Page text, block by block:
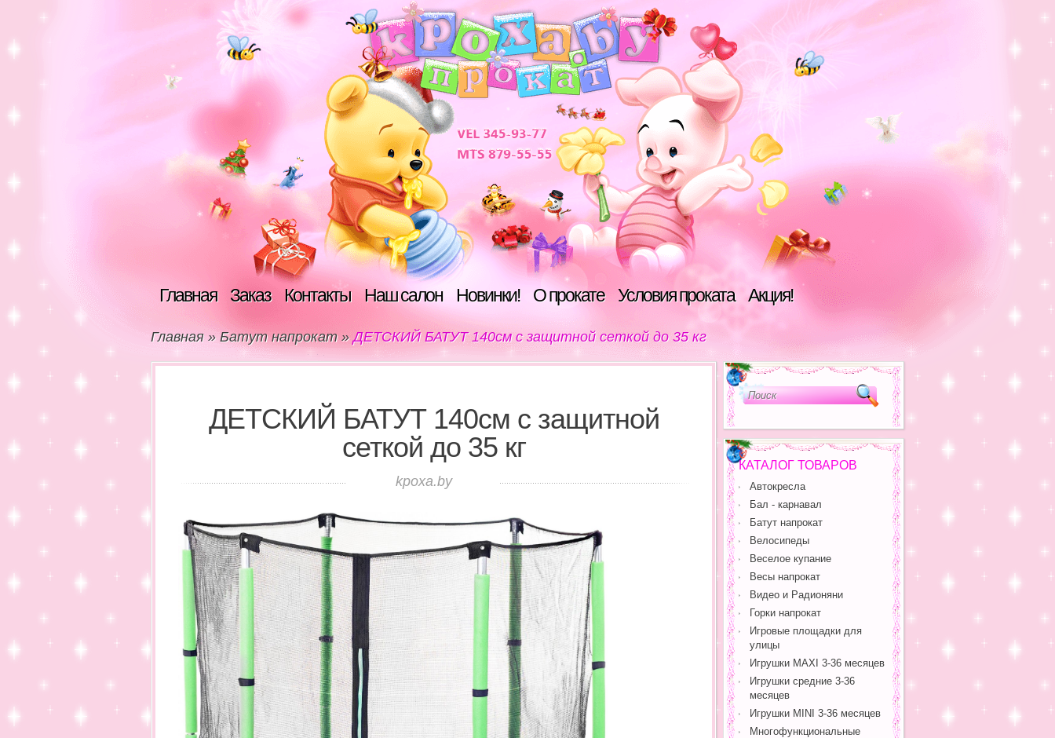
Главная Заказ Контакты Наш салон Новинки! О прокате Условия проката Акция!
Главная » Батут напрокат » ДЕТСКИЙ БАТУТ 140см с защитной сеткой до 35 кг
ДЕТСКИЙ БАТУТ 140см с защитной
сеткой до 35 кг
kpoxa.by
КАТАЛОГ ТОВАРОВ
Автокресла
Бал - карнавал
Батут напрокат
Велосипеды
Веселое купание
Весы напрокат
Видео и Радионяни
Горки напрокат
Игровые площадки для
улицы
Игрушки MAXI 3-36 месяцев
Игрушки средние 3-36
месяцев
Игрушки MINI 3-36 месяцев
Многофункциональные